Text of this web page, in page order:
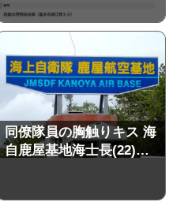
同僚隊員の胸触りキス 海
自鹿屋基地海士長(22)…